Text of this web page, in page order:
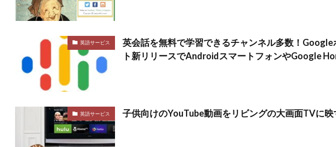
英語サービス
英会話を無料で学習できるチャンネル多数！Google
ト新リリースでAndroidスマートフォンやGoogle
英語サービス 子供向けのYouTube動画をリビングの大画面TVに映